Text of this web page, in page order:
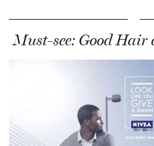
Must-see: Good Hair